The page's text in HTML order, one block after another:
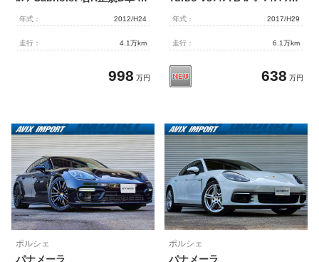
年式： 2012/H24
走行： 4.1万km
万円
998
年式： 2017/H29
走行： 6.1万km
万円
638
ポルシェ
パナメーラ
ポルシェ
パナメーラ